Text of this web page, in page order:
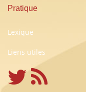
Pratique
Lexique
Liens utiles